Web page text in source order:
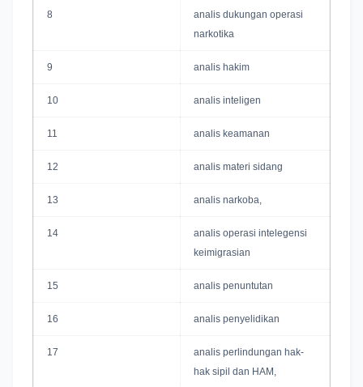
8
analis dukungan operasi
narkotika
9 analis hakim
10 analis inteligen
11 analis keamanan
12 analis materi sidang
13 analis narkoba,
14
analis operasi intelegensi
keimigrasian
15 analis penuntutan
16 analis penyelidikan
17
analis perlindungan hak-
hak sipil dan HAM,